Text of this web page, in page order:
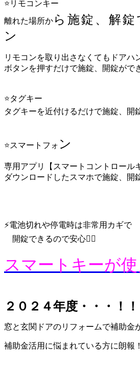
⭐️リモコンキー
離れた場所か ら施錠、解
ン
リモコンを取り出さなくてもドアハ
ボタンを押すだけで施錠、開錠がで
⭐️タグキー
タグキーを近付けるだけで施錠、開
⭐️スマートフォ ン
専用アプリ【スマートコントロール
ダウンロードしたスマホで施錠、開
⚡️電池切れや停電時は非常用カギで
開錠できるので安心😮‍💨
スマートキーが
２０２４年度・・・！！
窓と玄関ドアのリフォームで補助金
補助金活用に悩まれている方に朗報